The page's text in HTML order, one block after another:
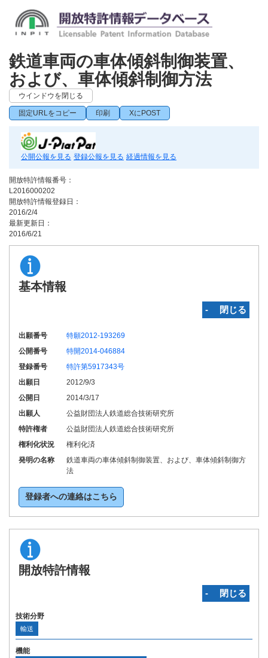
鉄道車両の車体傾斜制御装置、
および、車体傾斜制御方法
ウインドウを閉じる
固定URLをコピー 印刷 XにPOST
公開公報を見る 登録公報を見る 経過情報を見る
開放特許情報番号：
L2016000202
開放特許情報登録日：
2016/2/4
最新更新日：
2016/6/21
基本情報
‐ 閉じる
出願番号
特願2012-193269
公開番号
特開2014-046884
登録番号
特許第5917343号
出願日
2012/9/3
公開日
2014/3/17
出願人
公益財団法人鉄道総合技術研究所
特許権者
公益財団法人鉄道総合技術研究所
権利化状況
権利化済
発明の名称
鉄道車両の車体傾斜制御装置、および、車体傾斜制御方
法
登録者への連絡はこちら
開放特許情報
‐ 閉じる
技術分野
輸送
機能